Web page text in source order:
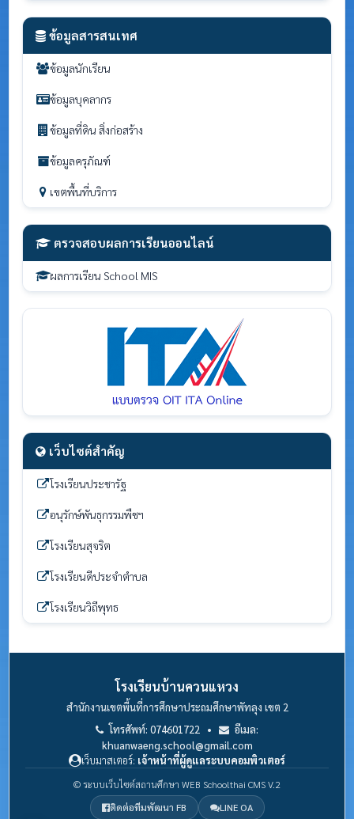
ข้อมูลสารสนเทศ
ข้อมูลนักเรียน
ข้อมูลบุคลากร
ข้อมูลที่ดิน สิ่งก่อสร้าง
ข้อมูลครุภัณฑ์
เขตพื้นที่บริการ
ตรวจสอบผลการเรียนออนไลน์
ผลการเรียน School MIS
เว็บไซต์สำคัญ
โรงเรียนประชารัฐ
อนุรักษ์พันธุกรรมพืชฯ
โรงเรียนสุจริต
โรงเรียนดีประจำตำบล
โรงเรียนวิถีพุทธ
โรงเรียนบ้านควนแหวง
สำนักงานเขตพื้นที่การศึกษาประถมศึกษาพัทลุง เขต 2
โทรศัพท์: 074601722 •
อีเมล:
khuanwaeng.school@gmail.com
เว็บมาสเตอร์: เจ้าหน้าที่ผู้ดูแลระบบคอมพิวเตอร์
© ระบบเว็บไซต์สถานศึกษา WEB Schoolthai CMS V.2
ติดต่อทีมพัฒนา FB
LINE OA